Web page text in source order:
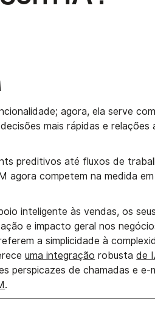
agora, ela serve
mais rápidas e relações
preditivos até fluxos de
agora competem na medida
inteligente às vendas, os
e impacto geral nos
a simplicidade à
uma integração robustade
perspicazes de chamadas e e-
.